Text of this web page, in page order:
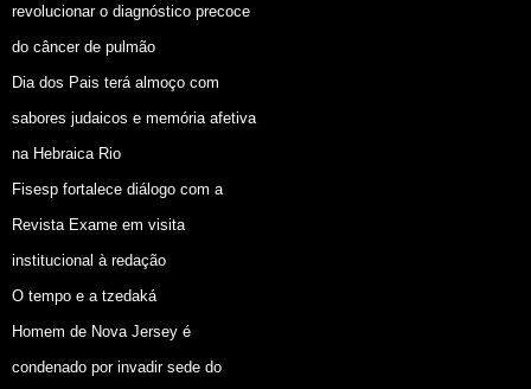
revolucionar o diagnóstico precoce
do câncer de pulmão
Dia dos Pais terá almoço com
sabores judaicos e memória afetiva
na Hebraica Rio
Fisesp fortalece diálogo com a
Revista Exame em visita
institucional à redação
O tempo e a tzedaká
Homem de Nova Jersey é
condenado por invadir sede do